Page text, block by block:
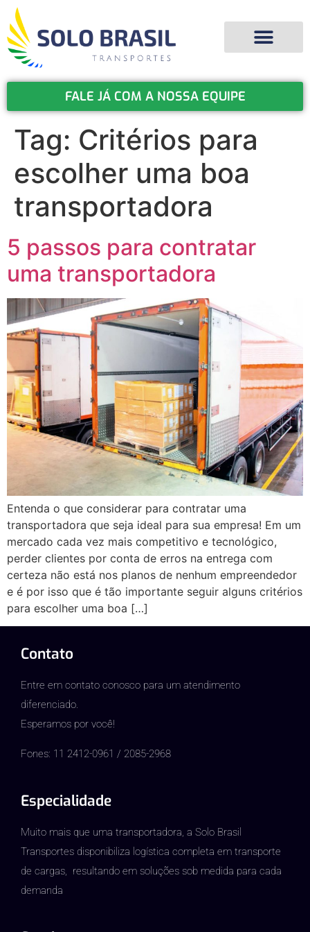
FALE JÁ COM A NOSSA EQUIPE
Tag: Critérios para
escolher uma boa
transportadora
5 passos para contratar
uma transportadora
Entenda o que considerar para contratar uma
transportadora que seja ideal para sua empresa! Em um
mercado cada vez mais competitivo e tecnológico,
perder clientes por conta de erros na entrega com
certeza não está nos planos de nenhum empreendedor
e é por isso que é tão importante seguir alguns critérios
para escolher uma boa […]
Contato
Entre em contato conosco para um atendimento
diferenciado.
Esperamos por você!
Fones: 11 2412-0961 / 2085-2968
Especialidade
Muito mais que uma transportadora, a Solo Brasil
Transportes disponibiliza logística completa em transporte
de cargas, resultando em soluções sob medida para cada
demanda